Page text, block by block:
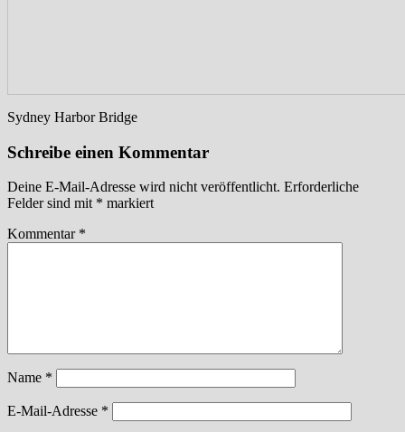
Sydney Harbor Bridge
Schreibe einen Kommentar
Deine E-Mail-Adresse wird nicht veröffentlicht. Erforderliche
Felder sind mit * markiert
Kommentar *
Name *
E-Mail-Adresse *